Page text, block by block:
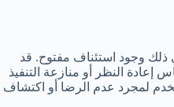
ذلك وجود استئناف مفتوح. قد
إعادة النظر أو منازعة التنفيذ
لمجرد عدم الرضا أو اكتشاف